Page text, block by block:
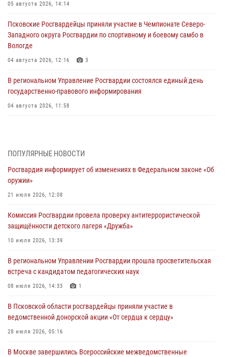
05 августа 2026, 14:14
Псковские Росгвардейцы приняли участие в Чемпионате Северо-
Западного округа Росгвардии по спортивному и боевому самбо в
Вологде
04 августа 2026, 12:16 3
В региональном Управление Росгвардии состоялся единый день
государственно-правового информирования
04 августа 2026, 11:58
03 августа 2026, 17:21
21 единицу оружия изъяли Псковские росгвардейцы за неделю
03 августа 2026, 14:10
безопасности во время празднования Дня ВДВ
улицу Труда
31 июля 2026, 13:53
Всероссийского конкурса профессионального мастерства среди
сотрудников вневедомственной охраны Росгвардии, Псковские
Росгвардейцы одержали победу
ПОПУЛЯРНЫЕ НОВОСТИ
Росгвардия информирует об изменениях в Федеральном законе «Об
оружии»
21 июля 2026, 12:08
Комиссия Росгвардии провела проверку антитеррористической
защищённости детского лагеря «Дружба»
10 июля 2026, 13:39
В региональном Управлении Росгвардии прошла просветительская
встреча с кандидатом педагогических наук
08 июля 2026, 14:33 1
В Псковской области росгвардейцы приняли участие в
ведомственной донорской акции «От сердца к сердцу»
28 июля 2026, 05:16
В Москве завершились Всероссийские межведомственные